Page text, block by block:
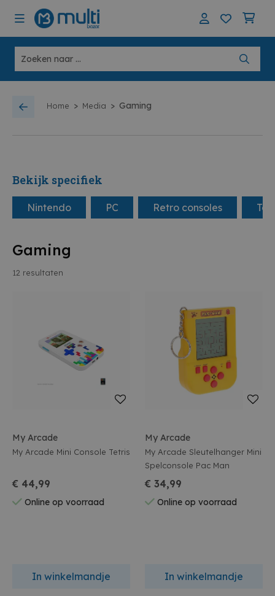
Home > Media > Gaming
Bekijk specifiek
Nintendo PC Retro consoles
Gaming
12 resultaten
My Arcade
My Arcade Mini Console Tetris
€ 44,99
Online op voorraad
In winkelmandje
My Arcade
My Arcade Sleutelhanger Mini
Spelconsole Pac Man
€ 34,99
Online op voorraad
In winkelmandje